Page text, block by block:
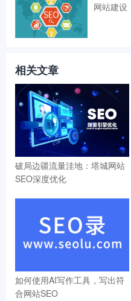
网站建设
相关文章
破局边疆流量洼地：塔城网站
SEO深度优化
如何使用AI写作工具，写出符
合网站SEO